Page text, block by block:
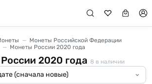
Монеты Российской Федерации
Монеты России 2020 года
2020 года 8 в наличии